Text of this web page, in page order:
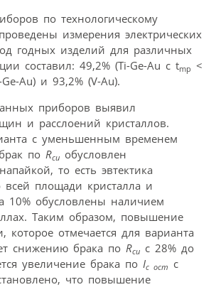
по технологическому
измерения электрических
годных изделий для различных
составил: 49,2% (Ti-Ge-Au c tmр <
Au) и 93,2% (V-Au).
приборов выявил
и расслоений кристаллов.
с уменьшенным временем
по Rсu обусловлен
то есть эвтектика
всей площади кристалла и
а 10% обусловлены наличием
Таким образом, повышение
которое отмечается для варианта
снижению брака по Rсu с 28% до
увеличение брака по Iс осm с
что повышение